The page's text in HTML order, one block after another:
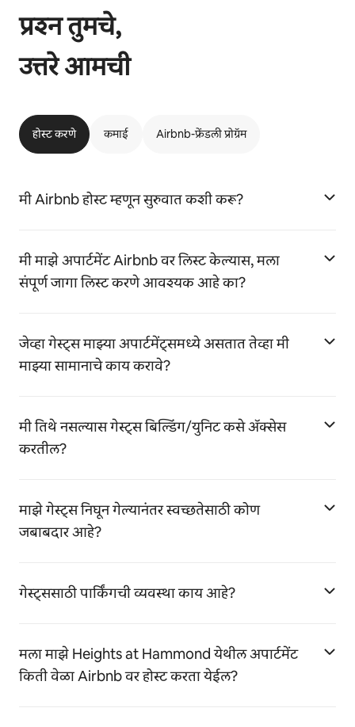
प्रश्न तुमचे,
उत्तरे आमची
होस्ट करणे कमाई Airbnb-फ्रेंडली प्रोग्रॅम
मी Airbnb होस्ट म्हणून सुरुवात कशी करू?
मी माझे अपार्टमेंट Airbnb वर लिस्ट केल्यास, मला
संपूर्ण जागा लिस्ट करणे आवश्यक आहे का?
जेव्हा गेस्ट्स माझ्या अपार्टमेंट्समध्ये असतात तेव्हा मी
माझ्या सामानाचे काय करावे?
मी तिथे नसल्यास गेस्ट्स बिल्डिंग/युनिट कसे ॲक्सेस
करतील?
माझे गेस्ट्स निघून गेल्यानंतर स्वच्छतेसाठी कोण
जबाबदार आहे?
गेस्ट्ससाठी पार्किंगची व्यवस्था काय आहे?
मला माझे Heights at Hammond येथील अपार्टमेंट
किती वेळा Airbnb वर होस्ट करता येईल?